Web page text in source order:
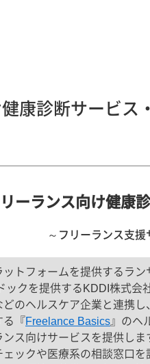
康診断サービ
ーランス向け健康
～フリーランス支
トフォームを提供するラ
ックを提供するKDDI株式
のヘルスケア企業と連携
る『Freelance Basics』のヘ
ス向けサービスを提供しま
ックや医療系の相談窓口